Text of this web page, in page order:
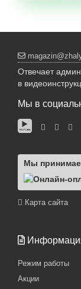
Отвечает
в
Мы в
Мы
Карта сайта
Режим работы
Акции